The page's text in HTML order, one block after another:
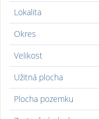
Lokalita
Okres
Velikost
Užitná plocha
Plocha pozemku